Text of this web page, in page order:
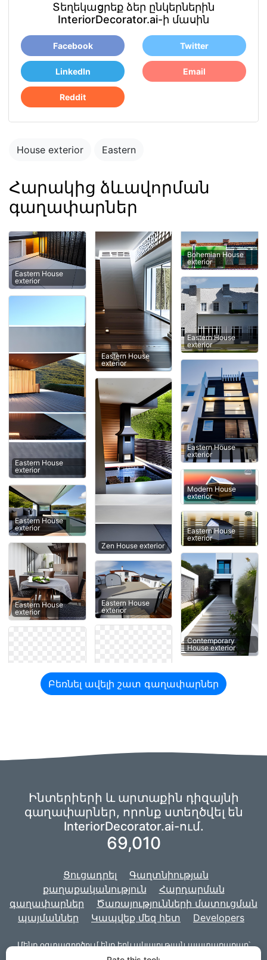
Տեղեկացրեք ձեր ընկերներին
InteriorDecorator.ai-ի մասին
Facebook Twitter
LinkedIn Email
Reddit
House exterior Eastern
Հարակից ձևավորման
գաղափարներ
Eastern House
exterior
Eastern House
exterior
Eastern House
exterior
Eastern House
exterior
Eastern House
exterior
Zen House exterior
Eastern House
exterior
Bohemian House
exterior
Eastern House
exterior
Eastern House
exterior
Modern House
exterior
Eastern House
exterior
Contemporary
House exterior
Բեռնել ավելի շատ գաղափարներ
Ինտերիերի և արտաքին դիզայնի
գաղափարներ, որոնք ստեղծվել են
InteriorDecorator.ai-ում.
69,010
Ցուցադրել
Գաղտնիության
քաղաքականություն
Հարդարման
գաղափարներ
Ծառայությունների մատուցման
պայմաններ
Կապվեք մեզ հետ Developers
Մենք օգտագործում ենք երևակայության պատառաքաղ՝
ինտելեկտը հզորացնելու